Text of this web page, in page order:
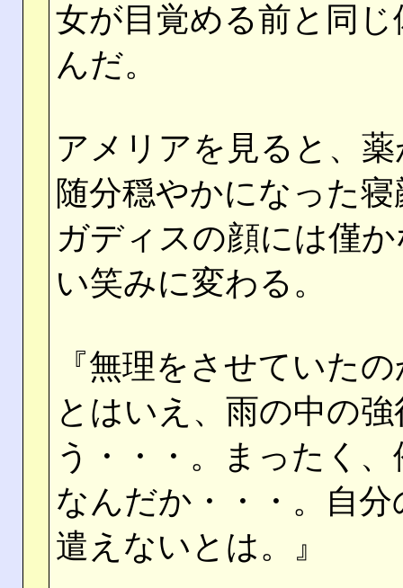
女が目覚める前と同
んだ。
アメリアを見ると、
随分穏やかになった
ガディスの顔には僅
い笑みに変わる。
『無理をさせていた
とはいえ、雨の中の
う・・・。まったく
なんだか・・・。自
遣えないとは。』